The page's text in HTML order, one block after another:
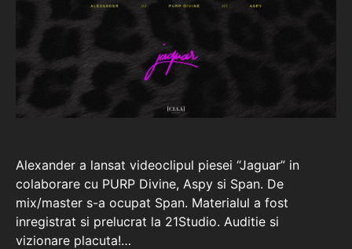
Alexander a lansat videoclipul piesei “Jaguar” in
colaborare cu PURP Divine, Aspy si Span. De
mix/master s-a ocupat Span. Materialul a fost
inregistrat si prelucrat la 21Studio. Auditie si
vizionare placuta!…